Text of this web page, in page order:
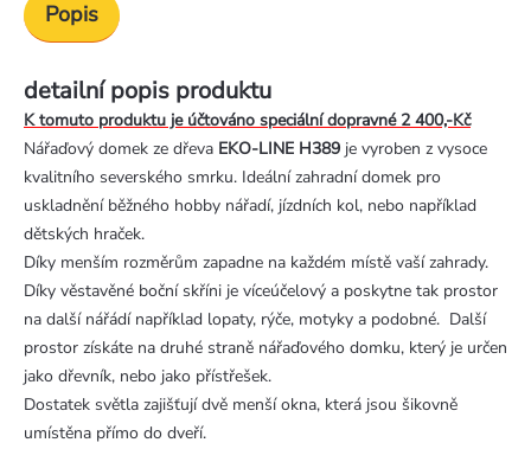
Popis
detailní popis produktu
K tomuto produktu je účtováno speciální dopravné 2 400,-Kč
Nářaďový domek ze dřeva EKO-LINE H389 je vyroben z vysoce
kvalitního severského smrku. Ideální zahradní domek pro
uskladnění běžného hobby nářadí, jízdních kol, nebo například
dětských hraček.
Díky menším rozměrům zapadne na každém místě vaší zahrady.
Díky věstavěné boční skříni je víceúčelový a poskytne tak prostor
na další nářádí například lopaty, rýče, motyky a podobné. Další
prostor získáte na druhé straně nářaďového domku, který je určen
jako dřevník, nebo jako přístřešek.
Dostatek světla zajišťují dvě menší okna, která jsou šikovně
umístěna přímo do dveří.